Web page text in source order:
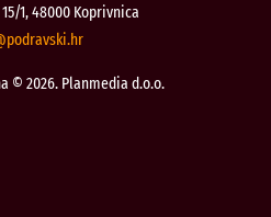
1, 48000 Koprivnica
rh.iksvardop
© 2026. Planmedia d.o.o.